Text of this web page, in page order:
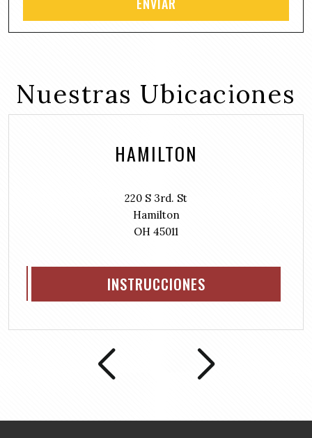
i
)
e
q
r
e
d
l
R
e
q
Nuestras Ubicaciones
HAMILTON
220 S 3rd. St
Hamilton
OH 45011
INSTRUCCIONES